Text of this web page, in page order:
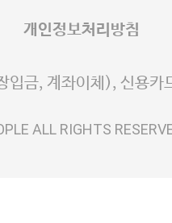
이니시스 에스크로 서비
개인정보처리방침
입금, 계좌이체), 신용카
ALL RIGHTS